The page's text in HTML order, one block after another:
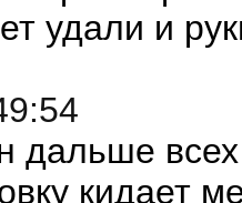
удали и
дальше
кидает